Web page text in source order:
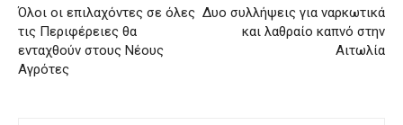
Όλοι οι επιλαχόντες σε όλες
τις Περιφέρειες θα
ενταχθούν στους Νέους
Αγρότες
Δυο συλλήψεις για ναρκωτικά
και λαθραίο καπνό στην
Αιτωλία